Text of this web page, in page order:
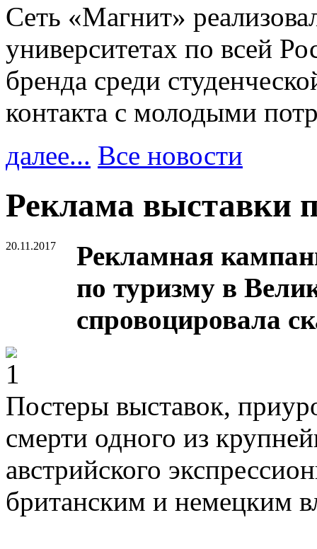
Сеть «Магнит»
университетах по всей
бренда среди
контакта с молодыми
далее... Все новости
Реклама выставки
20.11.2017
Рекламная
по туризму в
спровоцировала
Постеры выставок,
смерти одного из
австрийского
британским и немецким